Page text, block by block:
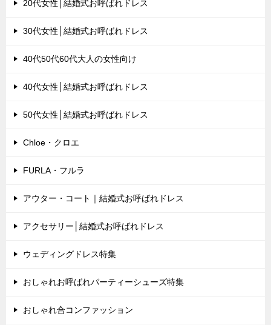
20代女性│結婚式お呼ばれドレス
30代女性│結婚式お呼ばれドレス
40代50代60代大人の女性向け
40代女性│結婚式お呼ばれドレス
50代女性│結婚式お呼ばれドレス
Chloe・クロエ
FURLA・フルラ
アウター・コート｜結婚式お呼ばれドレス
アクセサリー│結婚式お呼ばれドレス
ウェディングドレス特集
おしゃれお呼ばれパーティーシューズ特集
おしゃれ合コンファッション